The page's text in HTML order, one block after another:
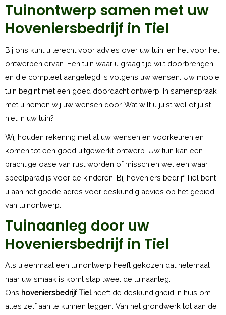
Tuinontwerp samen met uw
Hoveniersbedrijf in Tiel
Bij ons kunt u terecht voor advies over uw tuin, en het voor het
ontwerpen ervan. Een tuin waar u graag tijd wilt doorbrengen
en die compleet aangelegd is volgens uw wensen. Uw mooie
tuin begint met een goed doordacht ontwerp. In samenspraak
met u nemen wij uw wensen door. Wat wilt u juist wel of juist
niet in uw tuin?
Wij houden rekening met al uw wensen en voorkeuren en
komen tot een goed uitgewerkt ontwerp. Uw tuin kan een
prachtige oase van rust worden of misschien wel een waar
speelparadijs voor de kinderen! Bij hoveniers bedrijf Tiel bent
u aan het goede adres voor deskundig advies op het gebied
van tuinontwerp.
Tuinaanleg door uw
Hoveniersbedrijf in Tiel
Als u eenmaal een tuinontwerp heeft gekozen dat helemaal
naar uw smaak is komt stap twee: de tuinaanleg.
Ons hoveniersbedrijf Tiel heeft de deskundigheid in huis om
alles zelf aan te kunnen leggen. Van het grondwerk tot aan de